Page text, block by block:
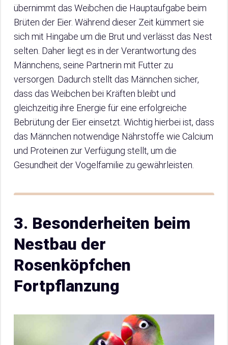
übernimmt das Weibchen die Hauptaufgabe beim
Brüten der Eier. Während dieser Zeit kümmert sie
sich mit Hingabe um die Brut und verlässt das Nest
selten. Daher liegt es in der Verantwortung des
Männchens, seine Partnerin mit Futter zu
versorgen. Dadurch stellt das Männchen sicher,
dass das Weibchen bei Kräften bleibt und
gleichzeitig ihre Energie für eine erfolgreiche
Bebrütung der Eier einsetzt. Wichtig hierbei ist, dass
das Männchen notwendige Nährstoffe wie Calcium
und Proteinen zur Verfügung stellt, um die
Gesundheit der Vogelfamilie zu gewährleisten.
3. Besonderheiten beim
Nestbau der
Rosenköpfchen
Fortpflanzung